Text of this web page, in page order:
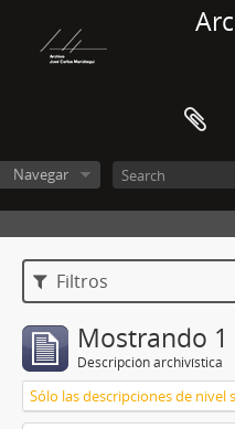
Navegar
Filtros
Mostrando
Descripción archivística
Sólo las descripciones de nivel